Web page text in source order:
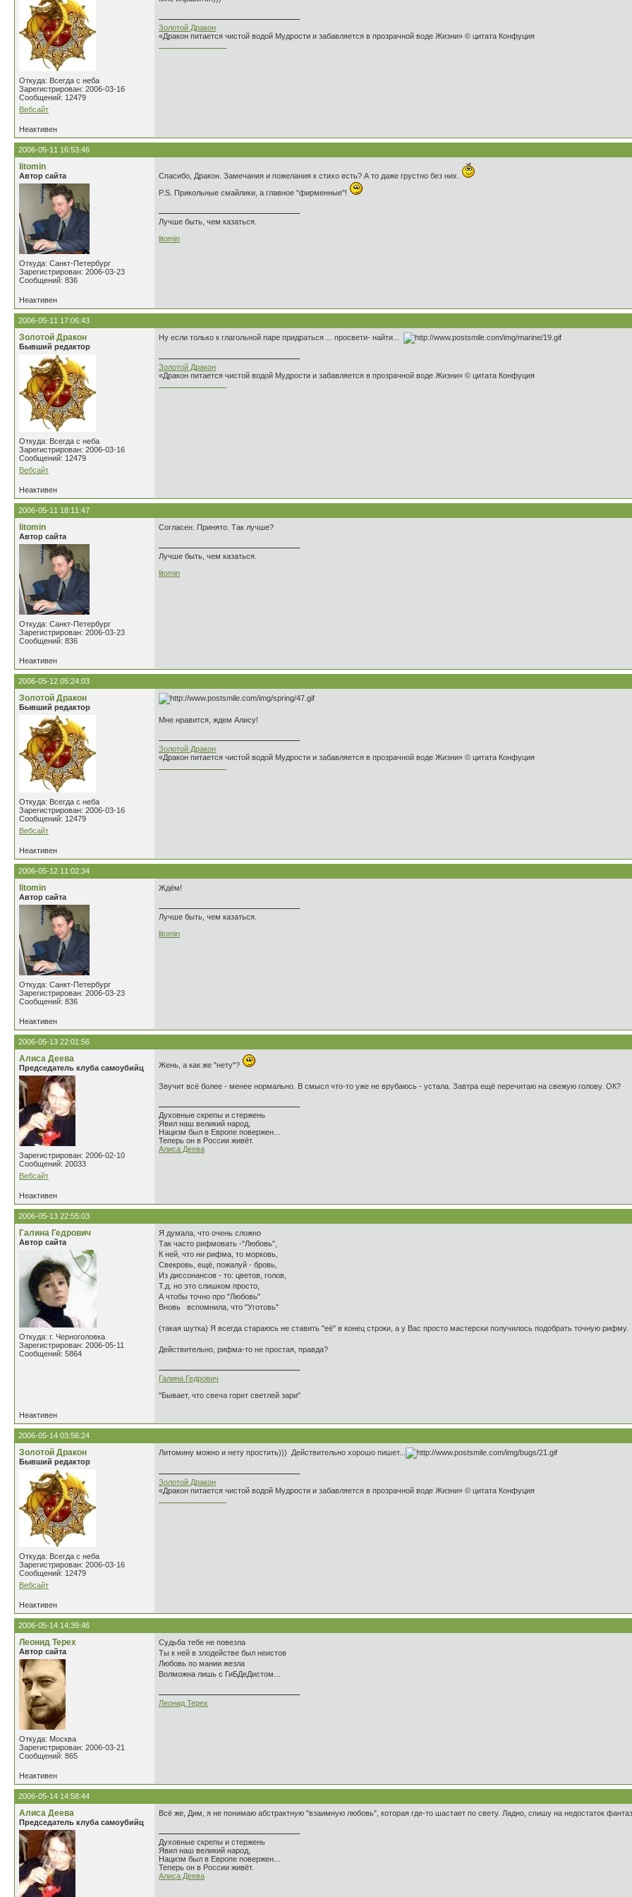
Откуда: Всегда с неба
Зарегистрирован: 2006-03-16
Сообщений: 12479
Вебсайт
Золотой Дракон
«Дракон питается чистой водой Мудрости и забавляется в прозрачной воде Жизни» © цитата Конфуция
Неактивен
2006-05-11 16:53:46
litomin
Автор сайта
Откуда: Санкт-Петербург
Зарегистрирован: 2006-03-23
Сообщений: 836
Спасибо, Дракон. Замечания и пожелания к стихо есть? А то даже грустно без них.
P.S. Прикольные смайлики, а главное "фирменные"!
Лучше быть, чем казаться.
litomin
Неактивен
2006-05-11 17:06:43
Золотой Дракон
Бывший редактор
Откуда: Всегда с неба
Зарегистрирован: 2006-03-16
Сообщений: 12479
Вебсайт
Ну если только к глагольной паре придраться ... просвети- найти...
Золотой Дракон
«Дракон питается чистой водой Мудрости и забавляется в прозрачной воде Жизни» © цитата Конфуция
Неактивен
2006-05-11 18:11:47
litomin
Автор сайта
Откуда: Санкт-Петербург
Зарегистрирован: 2006-03-23
Сообщений: 836
Согласен. Принято. Так лучше?
Лучше быть, чем казаться.
litomin
Неактивен
2006-05-12 05:24:03
Золотой Дракон
Бывший редактор
Откуда: Всегда с неба
Зарегистрирован: 2006-03-16
Сообщений: 12479
Вебсайт
Мне нравится, ждем Алису!
Золотой Дракон
«Дракон питается чистой водой Мудрости и забавляется в прозрачной воде Жизни» © цитата Конфуция
Неактивен
2006-05-12 11:02:34
litomin
Автор сайта
Откуда: Санкт-Петербург
Зарегистрирован: 2006-03-23
Сообщений: 836
Ждём!
Лучше быть, чем казаться.
litomin
Неактивен
2006-05-13 22:01:56
Алиса Деева
Председатель клуба самоубийц
Зарегистрирован: 2006-02-10
Сообщений: 20033
Вебсайт
Жень, а как же "нету"?
Звучит всё более - менее нормально. В смысл что-то уже не врубаюсь - устала. Завтра ещё перечитаю на свежую голову. ОК?
Духовные скрепы и стержень
Явил наш великий народ,
Нацизм был в Европе повержен...
Теперь он в России живёт.
Алиса Деева
Неактивен
2006-05-13 22:55:03
Галина Гедрович
Автор сайта
Откуда: г. Черноголовка
Зарегистрирован: 2006-05-11
Сообщений: 5864
Я думала, что очень сложно
Так часто рифмовать -"Любовь",
К ней, что ни рифма, то морковь,
Свекровь, ещё, пожалуй - бровь,
Из диссонансов - то: цветов, голов,
Т.д. но это слишком просто,
А чтобы точно про "Любовь"
Вновь вспомнила, что "Уготовь"
(такая шутка) Я всегда стараюсь не ставить "её" в конец строки, а у Вас просто мастерски получилось подобрать точную рифму.
Действительно, рифма-то не простая, правда?
Галина Гедрович
"Бывает, что свеча горит светлей зари"
Неактивен
2006-05-14 03:56:24
Золотой Дракон
Бывший редактор
Откуда: Всегда с неба
Зарегистрирован: 2006-03-16
Сообщений: 12479
Вебсайт
Литомину можно и нету простить))) Действительно хорошо пишет...
Золотой Дракон
«Дракон питается чистой водой Мудрости и забавляется в прозрачной воде Жизни» © цитата Конфуция
Неактивен
2006-05-14 14:39:46
Леонид Терех
Автор сайта
Откуда: Москва
Зарегистрирован: 2006-03-21
Сообщений: 865
Судьба тебе не повезла
Ты к ней в злодействе был неистов
Любовь по мании жезла
Волможна лишь с ГиБДеДистом...
Леонид Терех
Неактивен
2006-05-14 14:58:44
Алиса Деева
Председатель клуба самоубийц
Всё же, Дим, я не понимаю абстрактную "взаимную любовь", которая где-то шастает по свету. Ладно, спишу на недостаток
Духовные скрепы и стержень
Явил наш великий народ,
Нацизм был в Европе повержен...
Теперь он в России живёт.
Алиса Деева